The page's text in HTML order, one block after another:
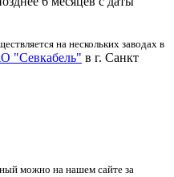
на нескольких заводах в
"Севкабель" в г. Санкт
можно на нашем сайте за